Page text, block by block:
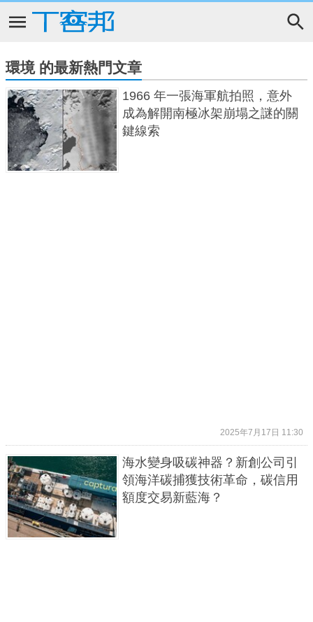
環境 的最新熱門文章
1966 年一張海軍航拍照，意外
成為解開南極冰架崩塌之謎的關
鍵線索
2025年7月17日 11:30
海水變身吸碳神器？新創公司引
領海洋碳捕獲技術革命，碳信用
額度交易新藍海？